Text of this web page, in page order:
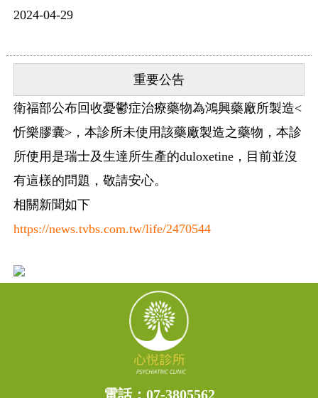
2024-04-29
重要公告
衛福部公布回收憂鬱症治療藥物為鴻興藥廠所製造<
忻樂膠囊>，本診所未使用該藥廠製造之藥物，本診
所使用是瑞士及生達所生產的duloxetine，目前並沒
有這樣的問題，敬請安心。
相關新聞如下
https://news.tvbs.com.tw/life/2470544
電話： 07-3805562